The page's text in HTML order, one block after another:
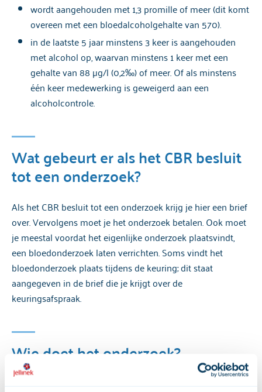
wordt aangehouden met 1,3 promille of meer (dit komt
overeen met een bloedalcoholgehalte van 570).
in de laatste 5 jaar minstens 3 keer is aangehouden
met alcohol op, waarvan minstens 1 keer met een
gehalte van 88 µg/l (0,2‰) of meer. Of als minstens
één keer medewerking is geweigerd aan een
alcoholcontrole.
Wat gebeurt er als het CBR besluit
tot een onderzoek?
Als het CBR besluit tot een onderzoek krijg je hier een brief
over. Vervolgens moet je het onderzoek betalen. Ook moet
je meestal voordat het eigenlijke onderzoek plaatsvindt,
een bloedonderzoek laten verrichten. Soms vindt het
bloedonderzoek plaats tijdens de keuring; dit staat
aangegeven in de brief die je krijgt over de
keuringsafspraak.
Wie doet het onderzoek?